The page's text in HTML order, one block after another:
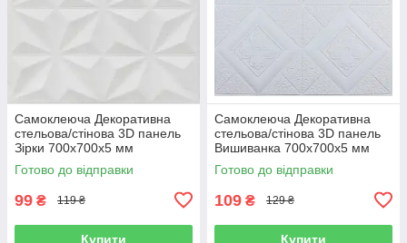
Самоклеюча Декоративна
стельова/стінова 3D панель
Зірки 700x700x5 мм
Готово до відправки
99 ₴ 119 ₴
Купити
Самоклеюча Декоративна
стельова/стінова 3D панель
Вишиванка 700x700x5 мм
Готово до відправки
109 ₴ 129 ₴
Купити